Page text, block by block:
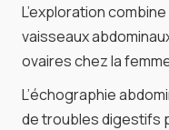
L’exploration
vaisseaux
ovaires chez la
L’échographie
de troubles digestifs